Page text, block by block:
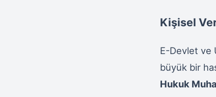
Kişisel
E-Devlet ve
büyük bir
Hukuk